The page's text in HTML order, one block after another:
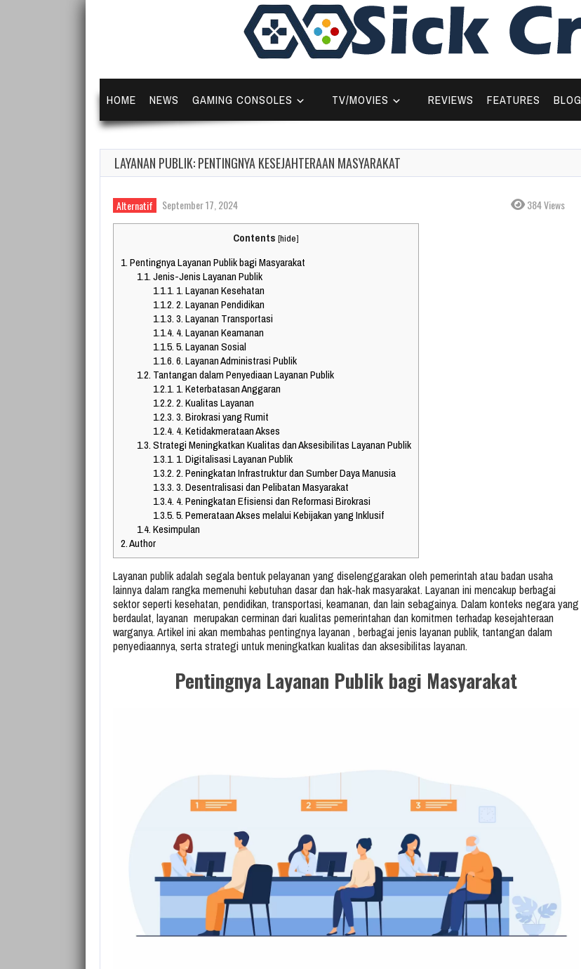
HOME NEWS GAMING CONSOLES TV/MOVIES REVIEWS FEATURES BLOG
LAYANAN PUBLIK: PENTINGNYA KESEJAHTERAAN MASYARAKAT
Alternatif September 17, 2024 384 Views
Contents [hide]
1.Pentingnya Layanan Publik bagi Masyarakat
1.1.Jenis-Jenis Layanan Publik
1.1.1. 1. Layanan Kesehatan
1.1.2.2. Layanan Pendidikan
1.1.3.3. Layanan Transportasi
1.1.4. 4. Layanan Keamanan
1.1.5.5. Layanan Sosial
1.1.6.6. Layanan Administrasi Publik
1.2. Tantangan dalam Penyediaan Layanan Publik
1.2.1. 1. Keterbatasan Anggaran
1.2.2.2. Kualitas Layanan
1.2.3.3. Birokrasi yang Rumit
1.2.4. 4. Ketidakmerataan Akses
1.3.Strategi Meningkatkan Kualitas dan Aksesibilitas Layanan Publik
1.3.1. 1. Digitalisasi Layanan Publik
1.3.2.2. Peningkatan Infrastruktur dan Sumber Daya Manusia
1.3.3.3. Desentralisasi dan Pelibatan Masyarakat
1.3.4. 4. Peningkatan Efisiensi dan Reformasi Birokrasi
1.3.5.5. Pemerataan Akses melalui Kebijakan yang Inklusif
1.4.Kesimpulan
2.Author
Layanan publik adalah segala bentuk pelayanan yang diselenggarakan oleh pemerintah atau badan usaha
lainnya dalam rangka memenuhi kebutuhan dasar dan hak-hak masyarakat. Layanan ini mencakup berbagai
sektor seperti kesehatan, pendidikan, transportasi, keamanan, dan lain sebagainya. Dalam konteks negara yang
berdaulat, layanan merupakan cerminan dari kualitas pemerintahan dan komitmen terhadap kesejahteraan
warganya. Artikel ini akan membahas pentingnya layanan , berbagai jenis layanan publik, tantangan dalam
penyediaannya, serta strategi untuk meningkatkan kualitas dan aksesibilitas layanan.
Pentingnya Layanan Publik bagi Masyarakat